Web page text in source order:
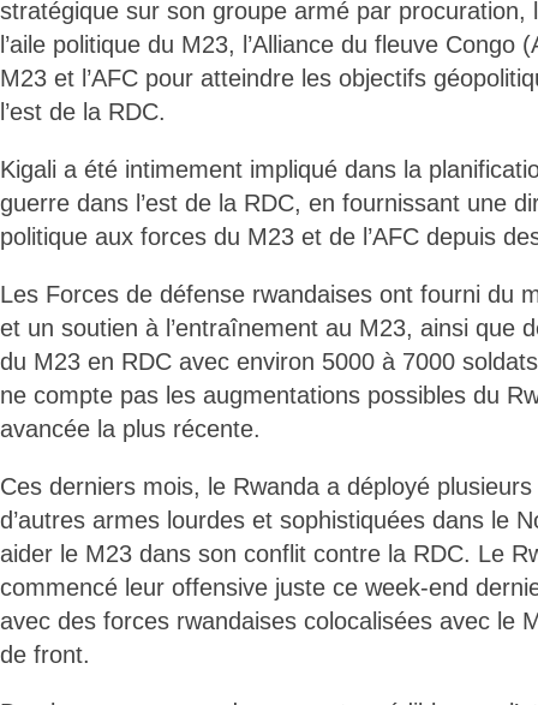
stratégique sur son groupe armé par procuration,
l’aile politique du M23, l’Alliance du fleuve Congo
M23 et l’AFC pour atteindre les objectifs
l’est de la RDC.
Kigali a été intimement impliqué dans la
guerre dans l’est de la RDC, en fournissant une
politique aux forces du M23 et de l’AFC depuis
Les Forces de défense rwandaises ont fourni du
et un soutien à l’entraînement au M23, ainsi que
du M23 en RDC avec environ 5000 à 7000
ne compte pas les augmentations possibles du
avancée la plus récente.
Ces derniers mois, le Rwanda a déployé
d’autres armes lourdes et sophistiquées dans le
aider le M23 dans son conflit contre la RDC. Le
commencé leur offensive juste ce week-end
avec des forces rwandaises colocalisées avec le
de front.